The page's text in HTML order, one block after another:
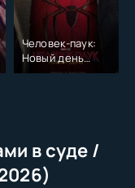
Человек-паук:
Новый день
(2026)
в суде /